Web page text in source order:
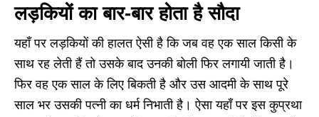
लड़कियों का बार-बार होता है सौदा
यहाँ पर लड़कियों की हालत ऐसी है कि जब वह एक साल किसी के
साथ रह लेती हैं तो उसके बाद उनकी बोली फिर लगायी जाती है।
फिर वह एक साल के लिए बिकती है और उस आदमी के साथ पूरे
साल भर उसकी पत्नी का धर्म निभाती है। ऐसा यहाँ पर इस कुप्रथा